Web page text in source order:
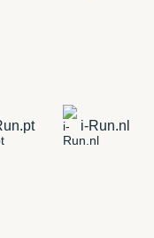
i-Run.nl